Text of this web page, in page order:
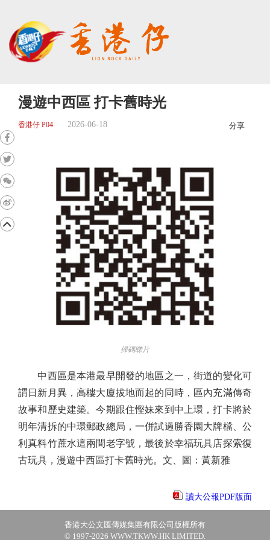
漫遊中西區 打卡舊時光
香港仔 P04 2026-06-18 分享
掃碼睇片
中西區是本港最早開發的地區之一，街道的變化可
謂日新月異，高樓大廈拔地而起的同時，區內充滿傳奇
故事和歷史建築。今期跟住慳妹來到中上環，打卡將於
明年清拆的中環郵政總局，一併試過勝香園大牌檔、公
利真料竹蔗水這兩間老字號，最後於幸福玩具店探索復
古玩具，漫遊中西區打卡舊時光。文、圖：黃新雅
讀大公報PDF版面
香港大公文匯傳媒集團有限公司版權所有
© 1997-2026 WWW.TKWW.HK LIMITED.